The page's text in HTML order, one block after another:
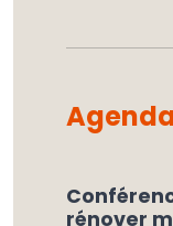
rénover